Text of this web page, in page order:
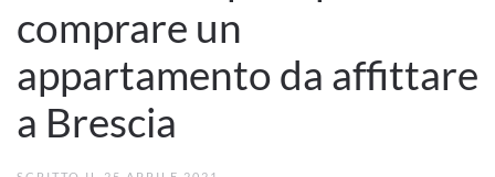
comprare un
appartamento da affittare
a Brescia